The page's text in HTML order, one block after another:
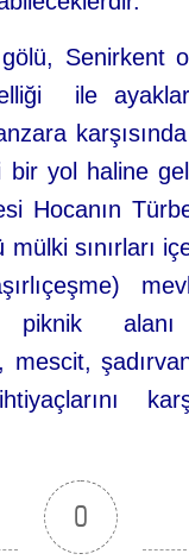
Senirkent
ile ayaklar
bir yol haline
Hocanın
sınırları
piknik
0